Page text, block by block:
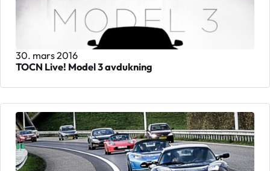
30. mars 2016
TOCN Live! Model 3 avdukning